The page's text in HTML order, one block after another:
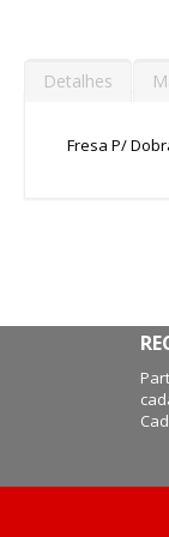
Detalhes
Fresa P/